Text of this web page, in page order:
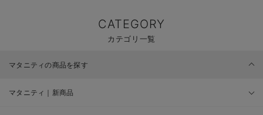
CATEGORY
カテゴリ一覧
マタニティの商品を探す
マタニティ｜新商品